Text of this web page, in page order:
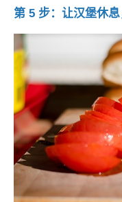
第 5 步：让汉堡休